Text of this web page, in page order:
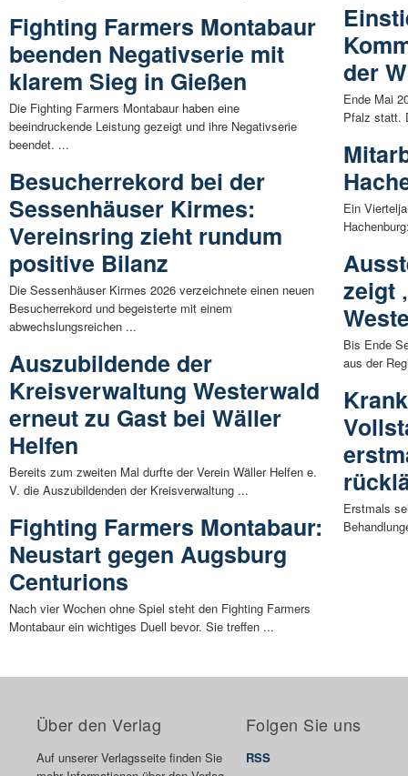
Fighting Farmers Montabaur
beenden Negativserie mit
klarem Sieg in Gießen
Die Fighting Farmers Montabaur haben eine
beeindruckende Leistung gezeigt und ihre Negativserie
beendet. ...
Besucherrekord bei der
Sessenhäuser Kirmes:
Vereinsring zieht rundum
positive Bilanz
Die Sessenhäuser Kirmes 2026 verzeichnete einen neuen
Besucherrekord und begeisterte mit einem
abwechslungsreichen ...
Auszubildende der
Kreisverwaltung Westerwald
erneut zu Gast bei Wäller
Helfen
Bereits zum zweiten Mal durfte der Verein Wäller Helfen e.
V. die Auszubildenden der Kreisverwaltung ...
Fighting Farmers Montabaur:
Neustart gegen Augsburg
Centurions
Nach vier Wochen ohne Spiel steht den Fighting Farmers
Montabaur ein wichtiges Duell bevor. Sie treffen ...
der
Ende Mai
Pfalz statt.
Ein
zeigt
Bis Ende
aus der
Erstmals
Über den Verlag
Auf unserer Verlagsseite finden Sie
Folgen Sie uns
RSS